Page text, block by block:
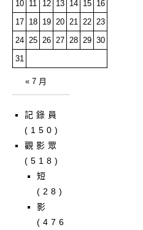
10 11 12 13 14 15
16
17
18 19 20 21 22 23
24 25 26 27 28 29 30
31
« 7 月
記錄員
(150)
觀影眾
(518)
短
(28)
影
(476